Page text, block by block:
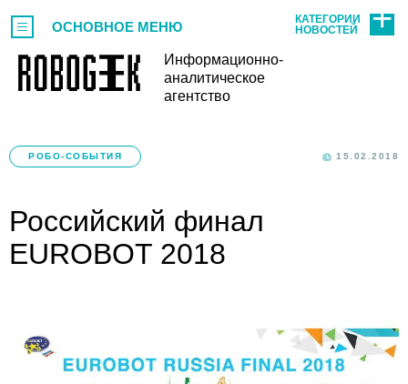
Информационно-
аналитическое
агентство
ОСНОВНОЕ МЕНЮ
КАТЕГОРИИ
НОВОСТЕЙ
РОБО-СОБЫТИЯ 15.02.2018
Российский финал
EUROBOT 2018